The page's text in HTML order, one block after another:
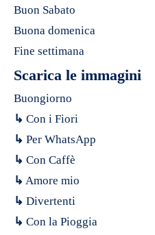
Buon Sabato
Buona domenica
Fine settimana
Scarica le immagini
Buongiorno
↳ Con i Fiori
↳ Per WhatsApp
↳ Con Caffè
↳ Amore mio
↳ Divertenti
↳ Con la Pioggia